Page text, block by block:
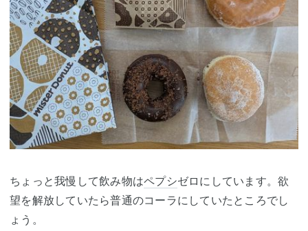
ちょっと我慢して飲み物はペプシゼロにしています。欲
望を解放していたら普通のコーラにしていたところでし
ょう。